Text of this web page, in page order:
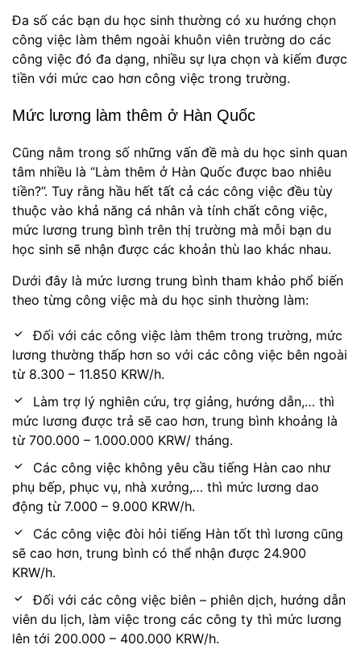
Đa số các bạn du học sinh thường có xu hướng chọn
công việc làm thêm ngoài khuôn viên trường do các
công việc đó đa dạng, nhiều sự lựa chọn và kiếm được
tiền với mức cao hơn công việc trong trường.
Mức lương làm thêm ở Hàn Quốc
Cũng nằm trong số những vấn đề mà du học sinh quan
tâm nhiều là “Làm thêm ở Hàn Quốc được bao nhiêu
tiền?”. Tuy rằng hầu hết tất cả các công việc đều tùy
thuộc vào khả năng cá nhân và tính chất công việc,
mức lương trung bình trên thị trường mà mỗi bạn du
học sinh sẽ nhận được các khoản thù lao khác nhau.
Dưới đây là mức lương trung bình tham khảo phổ biến
theo từng công việc mà du học sinh thường làm:
Đối với các công việc làm thêm trong trường, mức
lương thường thấp hơn so với các công việc bên ngoài
từ 8.300 – 11.850 KRW/h.
Làm trợ lý nghiên cứu, trợ giảng, hướng dẫn,… thì
mức lương được trả sẽ cao hơn, trung bình khoảng là
từ 700.000 – 1.000.000 KRW/ tháng.
Các công việc không yêu cầu tiếng Hàn cao như
phụ bếp, phục vụ, nhà xưởng,… thì mức lương dao
động từ 7.000 – 9.000 KRW/h.
Các công việc đòi hỏi tiếng Hàn tốt thì lương cũng
sẽ cao hơn, trung bình có thể nhận được 24.900
KRW/h.
Đối với các công việc biên – phiên dịch, hướng dẫn
viên du lịch, làm việc trong các công ty thì mức lương
lên tới 200.000 – 400.000 KRW/h.